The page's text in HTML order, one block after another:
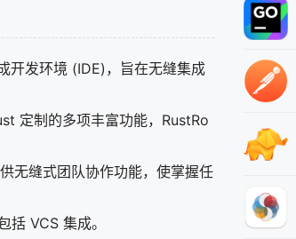
开发环境 (IDE)，旨在无缝集成
定制的多项丰富功能，RustRo
无缝式团队协作功能，使掌握任
VCS 集成。